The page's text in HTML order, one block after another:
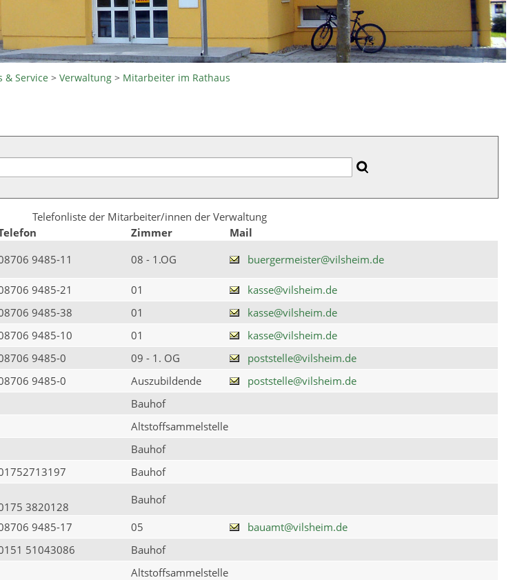
& Service >Verwaltung > Mitarbeiter im Rathaus
Telefonliste der Mitarbeiter/innen der Verwaltung
Zimmer
Mail
9485-11 08 - 1.OG buergermeister@vilsheim.de
9485-21 01
kasse@vilsheim.de
9485-38 01
kasse@vilsheim.de
9485-10 01
kasse@vilsheim.de
9485-0 09 - 1. OG
poststelle@vilsheim.de
9485-0 Auszubildende
poststelle@vilsheim.de
Bauhof
Altstoffsammelstelle
Bauhof
Bauhof
3820128
Bauhof
9485-17 05
bauamt@vilsheim.de
51043086
Bauhof
Altstoffsammelstelle